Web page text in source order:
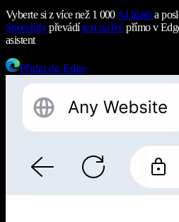
Vyberte si z více než 1 000AI hlasů a
Speechifypřevádítext na řečpřímo v
asistent
Přidat do Edge